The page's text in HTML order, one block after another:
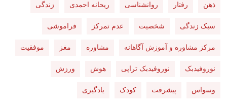
ذهن رفتار روانشناسی ریحانه احمدی زندگی
سبک زندگی شخصیت عدم تمرکز فراموشی
مرکز مشاوره و آموزش آگاهانه مشاوره مغز موفقیت
نوروفیدبک نوروفیدبک تراپی هوش ورزش
وسواس پیشرفت کودک یادگیری